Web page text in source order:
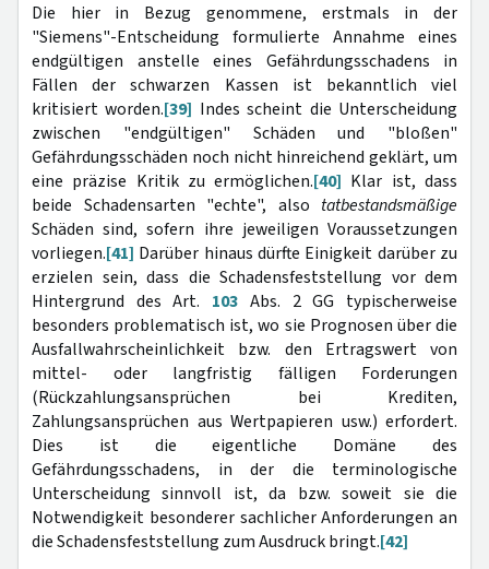
Die hier in Bezug genommene, erstmals in der
"Siemens"-Entscheidung formulierte Annahme eines
endgültigen anstelle eines Gefährdungsschadens in
Fällen der schwarzen Kassen ist bekanntlich viel
kritisiert worden.[39] Indes scheint die Unterscheidung
zwischen "endgültigen" Schäden und "bloßen"
Gefährdungsschäden noch nicht hinreichend geklärt, um
eine präzise Kritik zu ermöglichen.[40] Klar ist, dass
beide Schadensarten "echte", also tatbestandsmäßige
Schäden sind, sofern ihre jeweiligen Voraussetzungen
vorliegen.[41] Darüber hinaus dürfte Einigkeit darüber zu
erzielen sein, dass die Schadensfeststellung vor dem
Hintergrund des Art. 103 Abs. 2 GG typischerweise
besonders problematisch ist, wo sie Prognosen über die
Ausfallwahrscheinlichkeit bzw. den Ertragswert von
mittel- oder langfristig fälligen Forderungen
(Rückzahlungsansprüchen bei Krediten,
Zahlungsansprüchen aus Wertpapieren usw.) erfordert.
Dies ist die eigentliche Domäne des
Gefährdungsschadens, in der die terminologische
Unterscheidung sinnvoll ist, da bzw. soweit sie die
Notwendigkeit besonderer sachlicher Anforderungen an
die Schadensfeststellung zum Ausdruck bringt.[42]